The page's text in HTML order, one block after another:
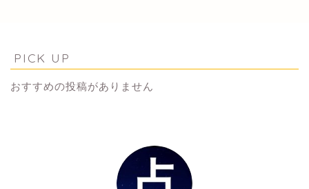
PICK UP
おすすめの投稿がありません